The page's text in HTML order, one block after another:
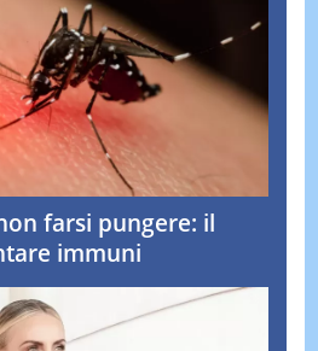
farsi pungere: il
immuni